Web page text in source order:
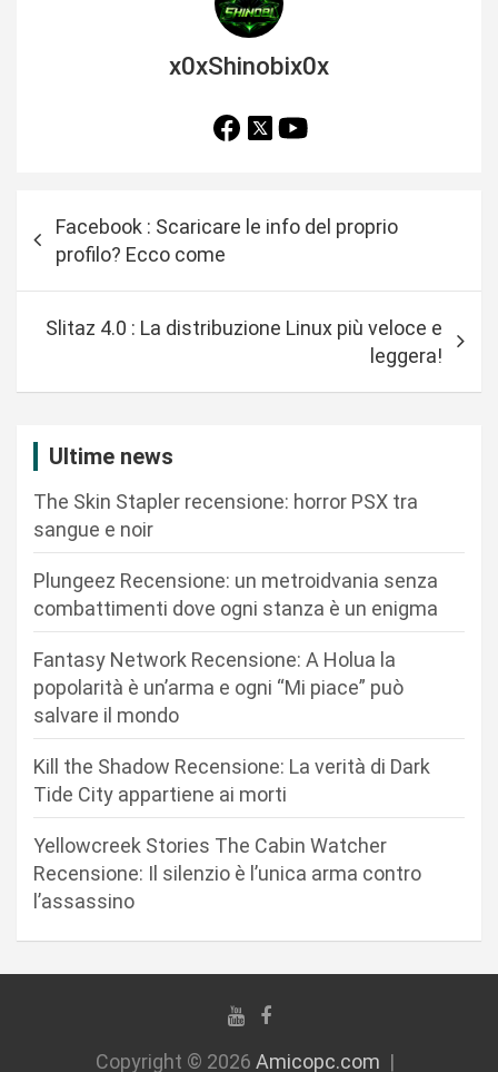
x0xShinobix0x
a
Facebook : Scaricare le info del proprio
profilo? Ecco come
Slitaz 4.0 : La distribuzione Linux più veloce e
leggera!
Ultime news
The Skin Stapler recensione: horror PSX tra
sangue e noir
Plungeez Recensione: un metroidvania senza
combattimenti dove ogni stanza è un enigma
Fantasy Network Recensione: A Holua la
popolarità è un’arma e ogni “Mi piace” può
salvare il mondo
Kill the Shadow Recensione: La verità di Dark
Tide City appartiene ai morti
Yellowcreek Stories The Cabin Watcher
Recensione: Il silenzio è l’unica arma contro
l’assassino
Copyright © 2026 Amicopc.com